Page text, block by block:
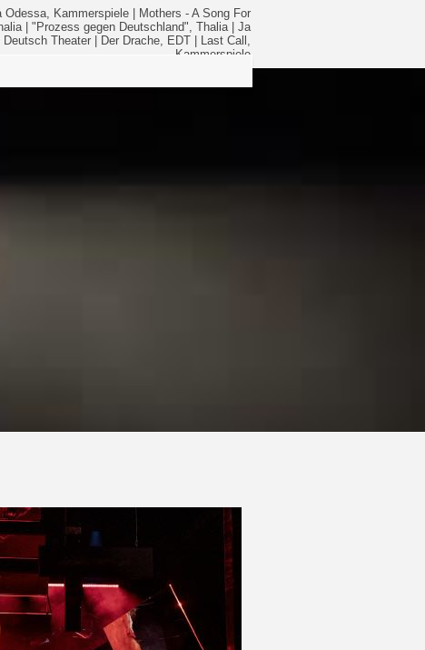
Odessa, Kammerspiele
Mothers - A Song For
| "Prozess gegen Deutschland", Thalia| Ja
Theater Der Drache, EDT
Last Call,
Kammerspiele